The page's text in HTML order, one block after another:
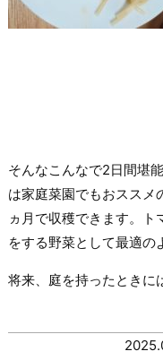
そんなこんなで2日間堪
は家庭菜園でもおススメ
ヵ月で収穫できます。
をする野菜として最適の
将来、庭を持ったときに